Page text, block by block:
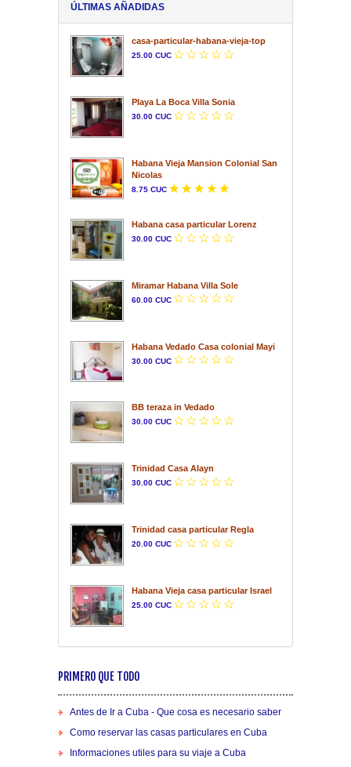
ÚLTIMAS AÑADIDAS
casa-particular-habana-vieja-top
25.00 CUC
Playa La Boca Villa Sonia
30.00 CUC
Habana Vieja Mansion Colonial San
Nicolas
8.75 CUC
Habana casa particular Lorenz
30.00 CUC
Miramar Habana Villa Sole
60.00 CUC
Habana Vedado Casa colonial Mayi
30.00 CUC
BB teraza in Vedado
30.00 CUC
Trinidad Casa Alayn
30.00 CUC
Trinidad casa particular Regla
20.00 CUC
Habana Vieja casa particular Israel
25.00 CUC
PRIMERO QUE TODO
Antes de Ir a Cuba - Que cosa es necesario saber
Como reservar las casas particulares en Cuba
Informaciones utiles para su viaje a Cuba